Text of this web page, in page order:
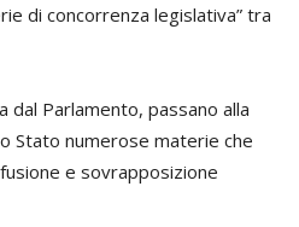
di concorrenza legislativa” tra
dal Parlamento, passano alla
Stato numerose materie che
e sovrapposizione